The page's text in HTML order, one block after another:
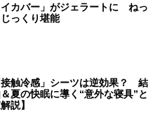
イカバー」がジェラートに ねっ
っくり堪能
触冷感」シーツは逆効果？ 結
夏の快眠に導く“意外な寝具”と
説】